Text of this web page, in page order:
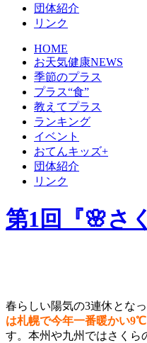
団体紹介
リンク
HOME
お天気健康NEWS
季節のプラス
プラス“食”
教えてプラス
ランキング
イベント
おてんキッズ+
団体紹介
リンク
第1回『🌸さ
春らしい陽気の3連休となっ
は札幌で今年一番暖かい
す。本州や九州ではさくら